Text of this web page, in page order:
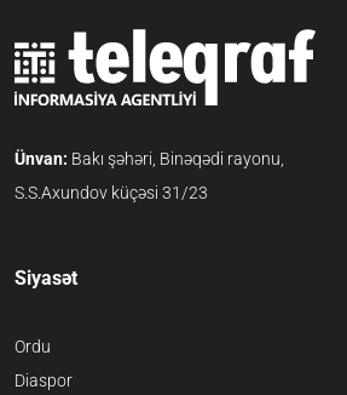
Ünvan: Bakı şəhəri, Binəqədi rayonu,
S.S.Axundov küçəsi 31/23
Siyasət
Ordu
Diaspor